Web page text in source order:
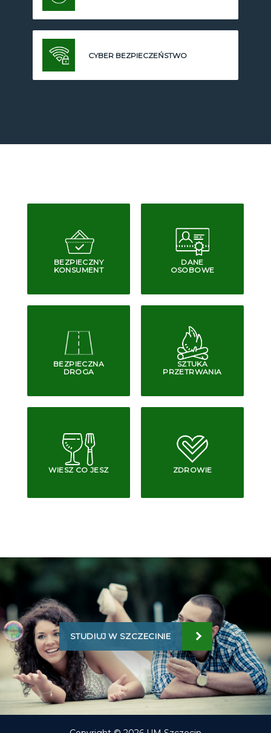
CYBER BEZPIECZEŃSTWO
BEZPIECZNY
KONSUMENT
DANE
OSOBOWE
BEZPIECZNA
DROGA
SZTUKA
PRZETRWANIA
WIESZ CO JESZ ZDROWIE
STUDIUJ W SZCZECINIE